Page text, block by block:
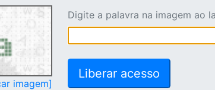
imagem]
Digite a palavra na imagem ao